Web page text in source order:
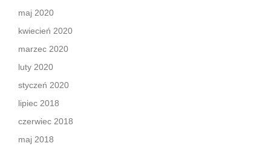
maj 2020
kwiecień 2020
marzec 2020
luty 2020
styczeń 2020
lipiec 2018
czerwiec 2018
maj 2018